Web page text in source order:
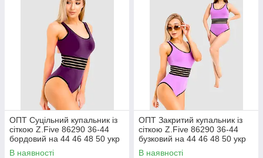
ОПТ Суцільний купальник із
сіткою Z.Five 86290 36-44
бордовий на 44 46 48 50 укр
розміри
В наявності
ОПТ Закритий купальник із
сіткою Z.Five 86290 36-44
бузковий на 44 46 48 50 укр
розмір
В наявності